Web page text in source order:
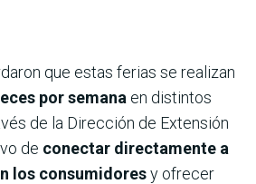
que estas ferias se realizan
por semana en distintos
de la Dirección de Extensión
de conectar directamente a
los consumidoresy ofrecer